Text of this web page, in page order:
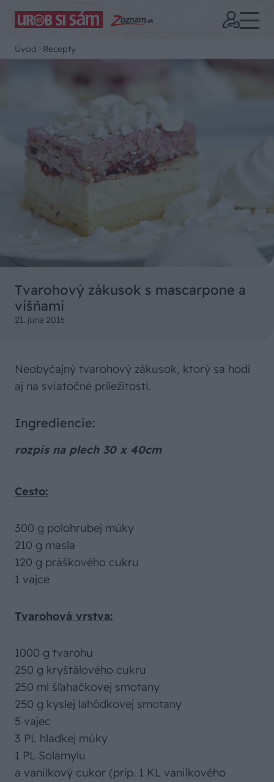
Úvod Recepty
Tvarohový zákusok s mascarpone a
višňami
21. júna 2016
Neobyčajný tvarohový zákusok, ktorý sa hodí
aj na sviatočné príležitosti.
Ingrediencie:
rozpis na plech 30 x 40cm
Cesto:
300 g polohrubej múky
210 g masla
120 g práškového cukru
1 vajce
Tvarohová vrstva:
1000 g tvarohu
250 g kryštálového cukru
250 ml šľahačkovej smotany
250 g kyslej lahôdkovej smotany
5 vajec
3 PL hladkej múky
1 PL Solamylu
a vanilkový cukor (príp. 1 KL vanilkového